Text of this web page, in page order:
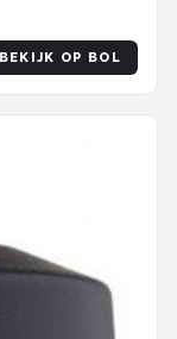
BEKIJK OP BOL